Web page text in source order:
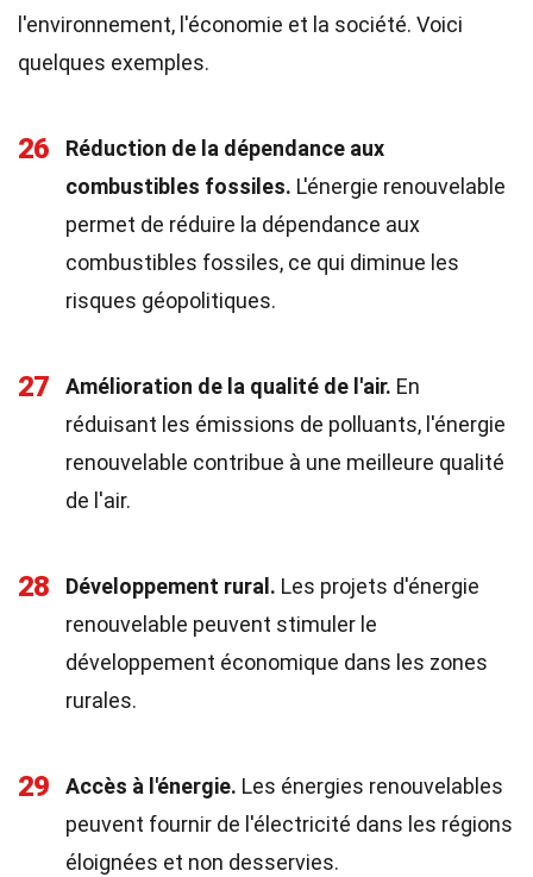
l'environnement, l'économie et la société. Voici
quelques exemples.
26
Réduction de la dépendance aux
combustibles fossiles. L'énergie renouvelable
permet de réduire la dépendance aux
combustibles fossiles, ce qui diminue les
risques géopolitiques.
27 Amélioration de la qualité de l'air. En
réduisant les émissions de polluants, l'énergie
renouvelable contribue à une meilleure qualité
de l'air.
28 Développement rural. Les projets d'énergie
renouvelable peuvent stimuler le
développement économique dans les zones
rurales.
29 Accès à l'énergie. Les énergies renouvelables
peuvent fournir de l'électricité dans les régions
éloignées et non desservies.